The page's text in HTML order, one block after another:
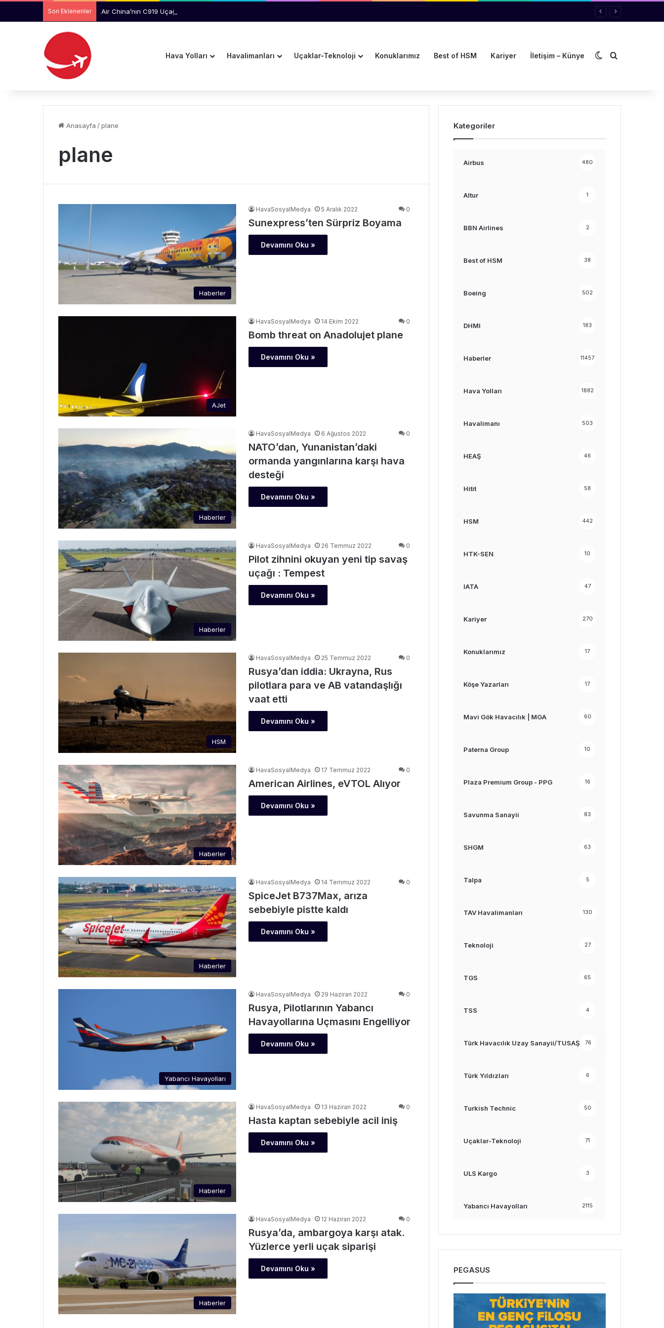
Son Eklenenler Air China’nın C919 Uçağında Kabin Tavanından Su Damladı
Hava Yolları Havalimanları Uçaklar-Teknoloji Konuklarımız Best of HSM Kariyer İletişim – Künye Dış görünümü
Arama yap
Anasayfa /plane
plane
Haberler
HavaSosyalMedya 5 Aralık 2022 0
Sunexpress’ten Sürpriz Boyama
Devamını Oku »
AJet
HavaSosyalMedya 14 Ekim 2022 0
Bomb threat on Anadolujet plane
Devamını Oku »
Haberler
HavaSosyalMedya 6 Ağustos 2022 0
NATO’dan, Yunanistan’daki
ormanda yangınlarına karşı hava
desteği
Devamını Oku »
Haberler
HavaSosyalMedya 26 Temmuz 2022 0
Pilot zihnini okuyan yeni tip savaş
uçağı : Tempest
Devamını Oku »
HSM
HavaSosyalMedya 25 Temmuz 2022 0
Rusya’dan iddia: Ukrayna, Rus
pilotlara para ve AB vatandaşlığı
vaat etti
Devamını Oku »
Haberler
HavaSosyalMedya 17 Temmuz 2022 0
American Airlines, eVTOL Alıyor
Devamını Oku »
Haberler
HavaSosyalMedya 14 Temmuz 2022 0
SpiceJet B737Max, arıza
sebebiyle pistte kaldı
Devamını Oku »
Yabancı Havayolları
HavaSosyalMedya 29 Haziran 2022 0
Rusya, Pilotlarının Yabancı
Havayollarına Uçmasını Engelliyor
Devamını Oku »
Haberler
HavaSosyalMedya 13 Haziran 2022 0
Hasta kaptan sebebiyle acil iniş
Devamını Oku »
Haberler
HavaSosyalMedya 12 Haziran 2022 0
Rusya’da, ambargoya karşı atak.
Yüzlerce yerli uçak siparişi
Devamını Oku »
Kategoriler
Airbus 480
Altur 1
BBN Airlines 2
Best of HSM 38
Boeing 502
DHMI 183
Haberler 11457
Hava Yolları 1882
Havalimanı 503
HEAŞ 46
Hitit 58
HSM 442
HTK-SEN 10
IATA 47
Kariyer 270
Konuklarımız 17
Köşe Yazarları 17
Mavi Gök Havacılık | MGA 60
Paterna Group 10
Plaza Premium Group - PPG 16
Savunma Sanayii 83
SHGM 63
Talpa 5
TAV Havalimanları 130
Teknoloji 27
TGS 65
TSS 4
Türk Havacılık Uzay Sanayii/TUSAŞ 76
Türk Yıldızları 6
Turkish Technic 50
Uçaklar-Teknoloji 71
ULS Kargo 3
Yabancı Havayolları 2115
PEGASUS